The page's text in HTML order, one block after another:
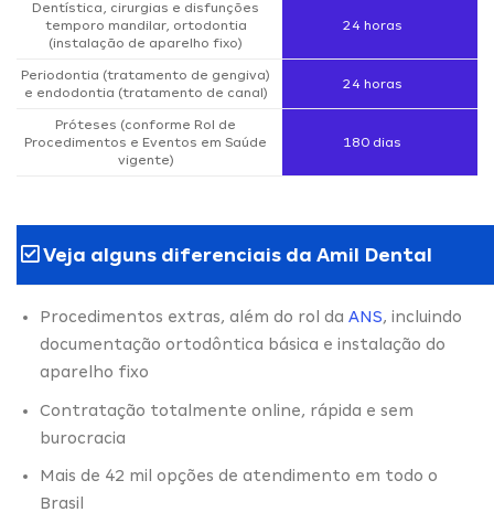
Dentística, cirurgias e disfunções
temporo mandilar, ortodontia
(instalação de aparelho fixo)
24 horas
Periodontia (tratamento de gengiva)
e endodontia (tratamento de canal)
24 horas
Próteses (conforme Rol de
Procedimentos e Eventos em Saúde
vigente)
180 dias
Veja alguns diferenciais da Amil Dental
Procedimentos extras, além do rol da ANS, incluindo
documentação ortodôntica básica e instalação do
aparelho fixo
Contratação totalmente online, rápida e sem
burocracia
Mais de 42 mil opções de atendimento em todo o
Brasil